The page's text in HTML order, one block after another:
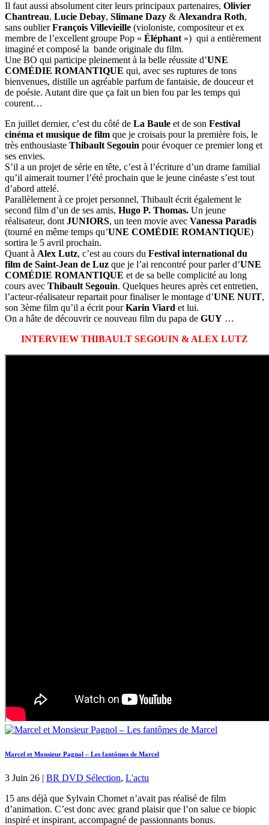
Il faut aussi absolument citer leurs principaux partenaires, Olivier
Chantreau, Lucie Debay, Slimane Dazy & Alexandra Roth,
sans oublierFrançois Villevieille (violoniste, compositeur et ex
membre de l’excellent groupe Pop « Éléphant ») qui a entièrement
imaginé et composé la bande originale du film.
Une BO qui participe pleinement à la belle réussite d’UNE
COMÉDIE ROMANTIQUE qui, avec ses ruptures de tons
bienvenues, distille un agréable parfum de fantaisie, de douceur et
de poésie. Autant dire que ça fait un bien fou par les temps qui
courent…
En juillet dernier, c’est du côté de La Baule et de son Festival
cinéma et musique de film que je croisais pour la première fois, le
très enthousiaste Thibault Segouin pour évoquer ce premier long et
ses envies.
S’il a un projet de série en tête, c’est à l’écriture d’un drame familial
qu’il aimerait tourner l’été prochain que le jeune cinéaste s’est tout
d’abord attelé.
Parallèlement à ce projet personnel, Thibault écrit également le
second film d’un de ses amis, Hugo P. Thomas. Un jeune
réalisateur, dont JUNIORS, un teen movie avec Vanessa Paradis
(tourné en même temps qu’UNE COMÉDIE ROMANTIQUE)
sortira le 5 avril prochain.
Quant à Alex Lutz, c’est au cours du Festival international du
film de Saint-Jean de Luz que je l’ai rencontré pour parler d’UNE
COMÉDIE ROMANTIQUE et de sa belle complicité au long
cours avec Thibault Segouin. Quelques heures après cet entretien,
l’acteur-réalisateur repartait pour finaliser le montage d’UNE NUIT,
son 3ème film qu’il a écrit pourKarin Viard et lui.
On a hâte de découvrir ce nouveau film du papa de GUY …
INTERVIEW THIBAULT SEGOUIN & ALEX LUTZ
Marcel et Monsieur Pagnol – Les fantômes de Marcel
3 Juin 26 | BR DVD Sélection, L'actu
15 ans déjà que Sylvain Chomet n’avait pas réalisé de film
d’animation. C’est donc avec grand plaisir que l’on salue ce biopic
inspiré et inspirant, accompagné de passionnants bonus.